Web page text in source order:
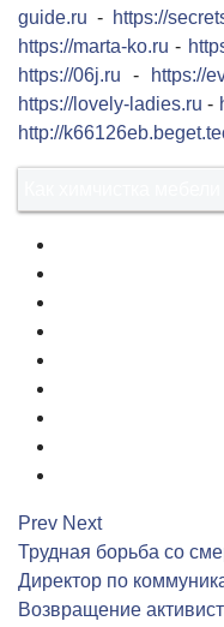
guide.ru - https://
https://marta-ko.ru -
https://06j.ru - https://
https://lovely-ladies.ru -
http://
Prev Next
Трудная борьба со
Директор по
Возвращение